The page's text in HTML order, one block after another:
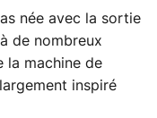
née avec la sortie
de nombreux
la machine de
inspiré